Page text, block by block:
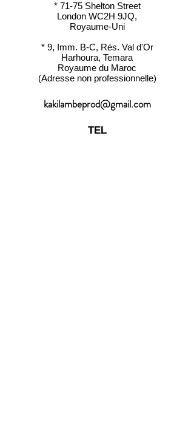
* 71-75 Shelton Street
London WC2H 9JQ,
Royaume-Uni
* 9, Imm. B-C, Rés. Val d'Or
Harhoura, Temara
Royaume du Maroc
(Adresse non professionnelle)
kakilambeprod@gmail.com
TEL